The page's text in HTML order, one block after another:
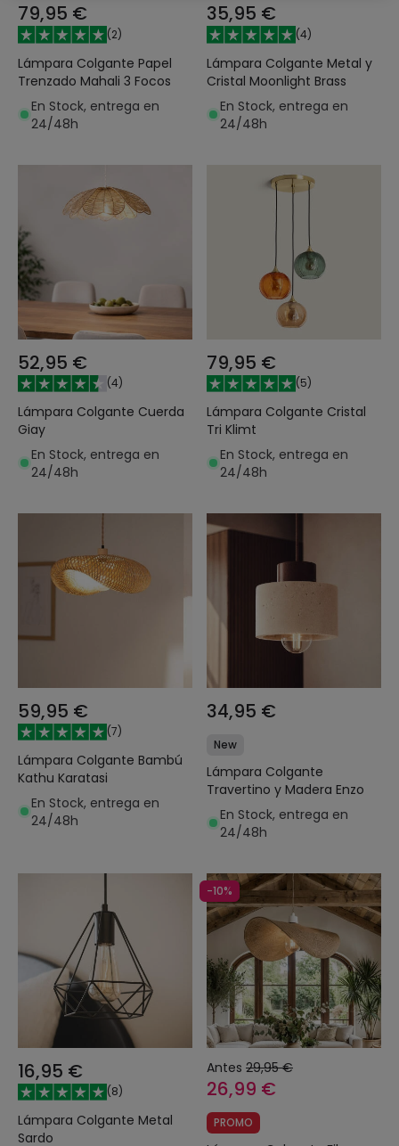
79,95 €
(2)
Lámpara Colgante Papel
Trenzado Mahali 3 Focos
En Stock, entrega en
24/48h
35,95 €
(4)
Lámpara Colgante Metal y
Cristal Moonlight Brass
En Stock, entrega en
24/48h
52,95 €
(4)
Lámpara Colgante Cuerda
Giay
En Stock, entrega en
24/48h
79,95 €
(5)
Lámpara Colgante Cristal
Tri Klimt
En Stock, entrega en
24/48h
59,95 €
(7)
Lámpara Colgante Bambú
Kathu Karatasi
En Stock, entrega en
24/48h
34,95 €
New
Lámpara Colgante
Travertino y Madera Enzo
En Stock, entrega en
24/48h
16,95 €
(8)
Lámpara Colgante Metal
Sardo
-10%
Antes 29,95 €
26,99 €
PROMO